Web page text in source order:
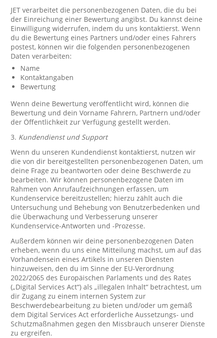
JET verarbeitet die personenbezogenen Daten, die du bei
der Einreichung einer Bewertung angibst. Du kannst deine
Einwilligung widerrufen, indem du uns kontaktierst. Wenn
du die Bewertung eines Partners und/oder eines Fahrers
postest, können wir die folgenden personenbezogenen
Daten verarbeiten:
Name
Kontaktangaben
Bewertung
Wenn deine Bewertung veröffentlicht wird, können die
Bewertung und dein Vorname Fahrern, Partnern und/oder
der Öffentlichkeit zur Verfügung gestellt werden.
3. Kundendienst und Support
Wenn du unseren Kundendienst kontaktierst, nutzen wir
die von dir bereitgestellten personenbezogenen Daten, um
deine Frage zu beantworten oder deine Beschwerde zu
bearbeiten. Wir können personenbezogene Daten im
Rahmen von Anrufaufzeichnungen erfassen, um
Kundenservice bereitzustellen; hierzu zählt auch die
Untersuchung und Behebung von Benutzerbedenken und
die Überwachung und Verbesserung unserer
Kundenservice-Antworten und -Prozesse.
Außerdem können wir deine personenbezogenen Daten
erheben, wenn du uns eine Mitteilung machst, um auf das
Vorhandensein eines Artikels in unseren Diensten
hinzuweisen, den du im Sinne der EU-Verordnung
2022/2065 des Europäischen Parlaments und des Rates
(„Digital Services Act“) als „illegalen Inhalt“ betrachtest, um
dir Zugang zu einem internen System zur
Beschwerdebearbeitung zu bieten und/oder um gemäß
dem Digital Services Act erforderliche Aussetzungs- und
Schutzmaßnahmen gegen den Missbrauch unserer Dienste
zu ergreifen.